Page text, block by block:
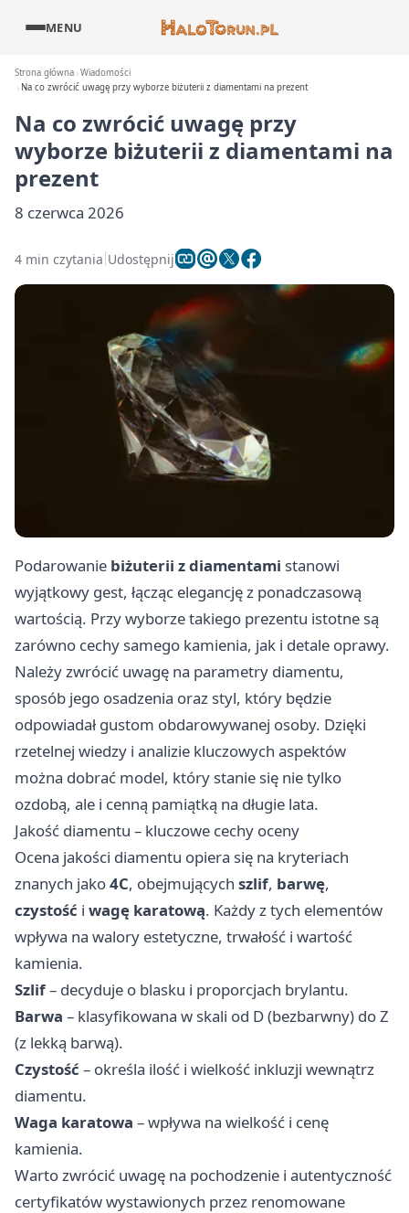
MENU
Strona główna Wiadomości
Na co zwrócić uwagę przy wyborze biżuterii z diamentami na prezent
Na co zwrócić uwagę przy
wyborze biżuterii z diamentami na
prezent
8 czerwca 2026
4 min czytania Udostępnij
Podarowanie biżuterii z diamentami stanowi
wyjątkowy gest, łącząc elegancję z ponadczasową
wartością. Przy wyborze takiego prezentu istotne są
zarówno cechy samego kamienia, jak i detale oprawy.
Należy zwrócić uwagę na parametry diamentu,
sposób jego osadzenia oraz styl, który będzie
odpowiadał gustom obdarowywanej osoby. Dzięki
rzetelnej wiedzy i analizie kluczowych aspektów
można dobrać model, który stanie się nie tylko
ozdobą, ale i cenną pamiątką na długie lata.
Jakość diamentu – kluczowe cechy oceny
Ocena jakości diamentu opiera się na kryteriach
znanych jako4C, obejmujących szlif, barwę,
czystość i wagę karatową. Każdy z tych elementów
wpływa na walory estetyczne, trwałość i wartość
kamienia.
Szlif– decyduje o blasku i proporcjach brylantu.
Barwa – klasyfikowana w skali od D (bezbarwny) do Z
(z lekką barwą).
Czystość – określa ilość i wielkość inkluzji wewnątrz
diamentu.
Waga karatowa – wpływa na wielkość i cenę
kamienia.
Warto zwrócić uwagę na pochodzenie i autentyczność
certyfikatów wystawionych przez renomowane